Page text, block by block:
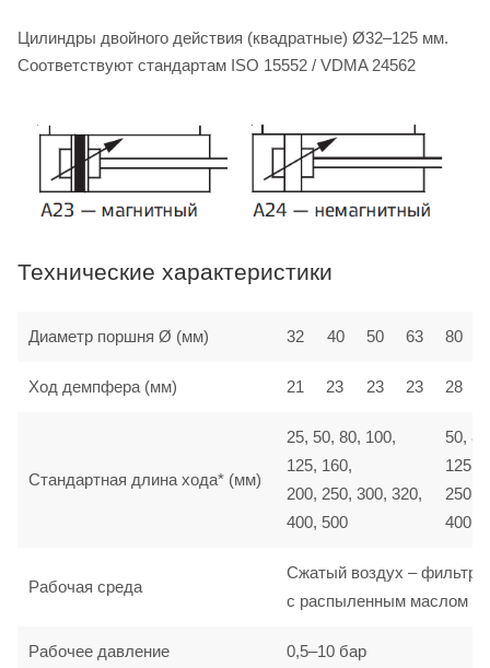
Цилиндры двойного действия (квадратные) Ø32–125 мм.
Соответствуют стандартам ISO 15552 / VDMA 24562
Технические характеристики
Диаметр поршня Ø (мм) 32 40 50 63 80
Ход демпфера (мм) 21 23 23 23 28
Стандартная длина хода* (мм)
25, 50, 80, 100,
125, 160,
200, 250, 300, 320,
400, 500
50,
125,
250,
400,
Рабочая среда
Сжатый воздух –
с распыленным маслом
Рабочее давление 0,5–10 бар